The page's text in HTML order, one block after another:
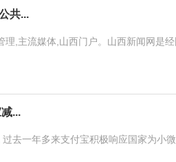
共...
,主流媒体,山西门户。山西新闻网是
...
去一年多来支付宝积极响应国家为小